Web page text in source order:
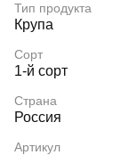
Тип продукта
Крупа
Сорт
1-й сорт
Страна
Россия
Артикул